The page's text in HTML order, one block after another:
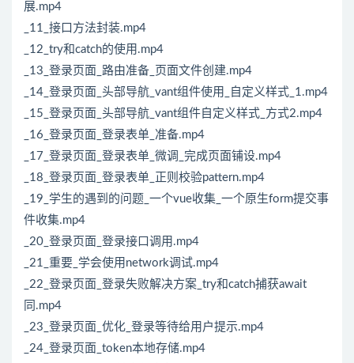
展.mp4
_11_接口方法封装.mp4
_12_try和catch的使用.mp4
_13_登录页面_路由准备_页面文件创建.mp4
_14_登录页面_头部导航_vant组件使用_自定义样式_1.mp4
_15_登录页面_头部导航_vant组件自定义样式_方式2.mp4
_16_登录页面_登录表单_准备.mp4
_17_登录页面_登录表单_微调_完成页面铺设.mp4
_18_登录页面_登录表单_正则校验pattern.mp4
_19_学生的遇到的问题_一个vue收集_一个原生form提交事
件收集.mp4
_20_登录页面_登录接口调用.mp4
_21_重要_学会使用network调试.mp4
_22_登录页面_登录失败解决方案_try和catch捕获await
同.mp4
_23_登录页面_优化_登录等待给用户提示.mp4
_24_登录页面_token本地存储.mp4